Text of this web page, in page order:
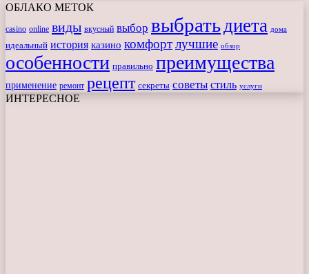
ОБЛАКО МЕТОК
casino online виды вкусный выбор выбрать диета дома
идеальный история казино комфортлучшие обзор
особенности правильно преимущества
применение ремонт рецепт секреты советы стиль услуги
ИНТЕРЕСНОЕ